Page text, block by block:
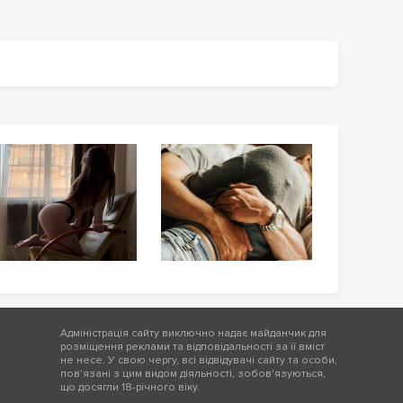
Адміністрація сайту виключно надає майданчик для
розміщення реклами та відповідальності за її вміст
не несе. У свою чергу, всі відвідувачі сайту та особи,
пов'язані з цим видом діяльності, зобов'язуються,
що досягли 18-річного віку.